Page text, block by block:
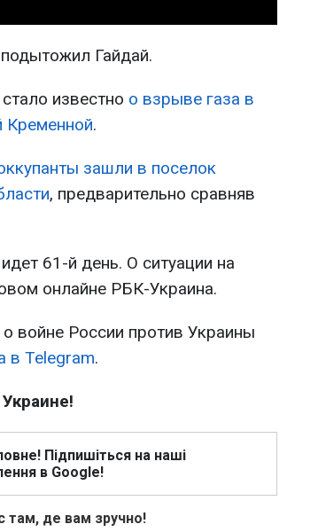
Гайдай.
известно о взрыве газа в
Кременной.
зашли в поселок
, предварительно сравняв
61-й день. О ситуации на
онлайне РБК-Украина.
войне России против Украины
в Telegram.
Підпишіться на наші
в Google!
там, де вам зручно!